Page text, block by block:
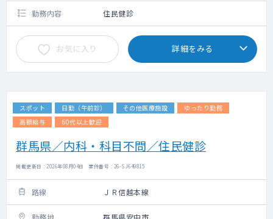
勤務内容 住民健診
お気に入り 詳細をみる
スポット 日勤（午前診） その他医療施設
ゆったり勤務
高額給与
60代以上歓迎
群馬県／内科・科目不問／住民健診
掲載更新日 : 2026年08月04日 案件番号 : 26-SJ649815
路線 ＪＲ信越本線
勤務地 群馬県安中市